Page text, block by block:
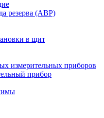
резерва (АВР)
в щит
измерительных приборов
прибор